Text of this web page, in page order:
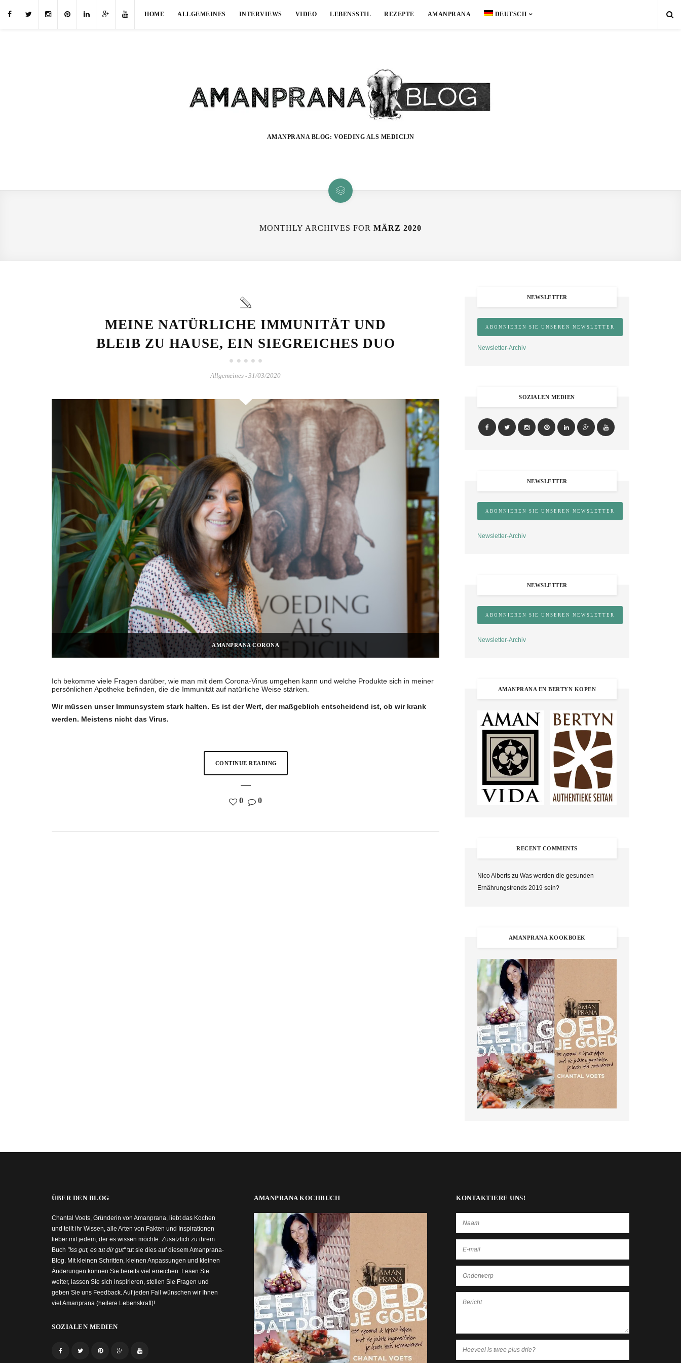
HOME ALLGEMEINES INTERVIEWS VIDEO LEBENSSTIL REZEPTE AMANPRANA DEUTSCH
AMANPRANA BLOG: VOEDING ALS MEDICIJN
MONTHLY ARCHIVES FOR MÄRZ 2020
MEINE NATÜRLICHE IMMUNITÄT UND
BLEIB ZU HAUSE, EIN SIEGREICHES DUO
Allgemeines - 31/03/2020
AMANPRANA CORONA
Ich bekomme viele Fragen darüber, wie man mit dem Corona-Virus umgehen kann und welche Produkte sich in meiner
persönlichen Apotheke befinden, die die Immunität auf natürliche Weise stärken.
Wir müssen unser Immunsystem stark halten. Es ist der Wert, der maßgeblich entscheidend ist, ob wir krank
werden. Meistens nicht das Virus.
CONTINUE READING
0 0
NEWSLETTER
Newsletter-Archiv
SOZIALEN MEDIEN
NEWSLETTER
Newsletter-Archiv
NEWSLETTER
Newsletter-Archiv
AMANPRANA EN BERTYN KOPEN
RECENT COMMENTS
Nico Alberts zu Was werden die gesunden
Ernährungstrends 2019 sein?
AMANPRANA KOOKBOEK
ÜBER DEN BLOG
Chantal Voets, Gründerin von Amanprana, liebt das Kochen
und teilt ihr Wissen, alle Arten von Fakten und Inspirationen
lieber mit jedem, der es wissen möchte. Zusätzlich zu ihrem
Buch "Iss gut, es tut dir gut"tut sie dies auf diesem Amanprana-
Blog. Mit kleinen Schritten, kleinen Anpassungen und kleinen
Änderungen können Sie bereits viel erreichen. Lesen Sie
weiter, lassen Sie sich inspirieren, stellen Sie Fragen und
geben Sie uns Feedback. Auf jeden Fall wünschen wir Ihnen
viel Amanprana (heitere Lebenskraft)!
SOZIALEN MEDIEN
AMANPRANA KOCHBUCH KONTAKTIERE UNS!